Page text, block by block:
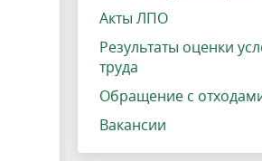
Акты ЛПО
Результаты оценки
труда
Обращение с
Вакансии